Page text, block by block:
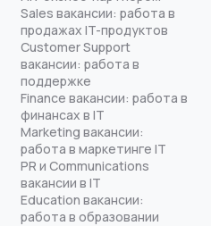
Sales вакансии: работа в
продажах IT-продуктов
Customer Support
вакансии: работа в
поддержке
Finance вакансии: работа в
финансах в IT
Marketing вакансии:
работа в маркетинге IT
PR и Communications
вакансии в IT
Education вакансии:
работа в образовании